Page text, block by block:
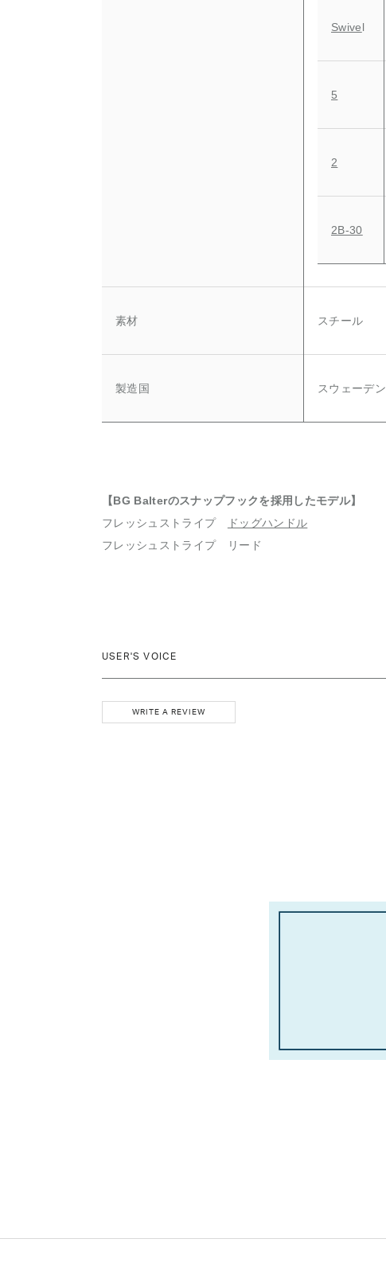
Swivel
5
2
2B-30
素材 スチール
製造国 スウェーデン
【BG Balterのスナップフックを採用したモデル】
フレッシュストライプ
ドッグハンドル
フレッシュストライプ リード
USER'S VOICE
WRITE A REVIEW